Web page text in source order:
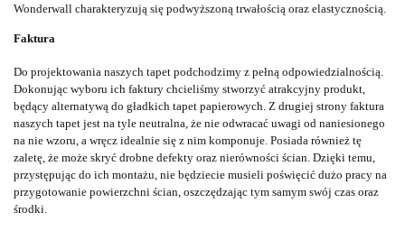
Wonderwall charakteryzują się podwyższoną trwałością oraz elastycznością.
Faktura
Do projektowania naszych tapet podchodzimy z pełną odpowiedzialnością.
Dokonując wyboru ich faktury chcieliśmy stworzyć atrakcyjny produkt,
będący alternatywą do gładkich tapet papierowych. Z drugiej strony faktura
naszych tapet jest na tyle neutralna, że nie odwracać uwagi od naniesionego
na nie wzoru, a wręcz idealnie się z nim komponuje. Posiada również tę
zaletę, że może skryć drobne defekty oraz nierówności ścian. Dzięki temu,
przystępując do ich montażu, nie będziecie musieli poświęcić dużo pracy na
przygotowanie powierzchni ścian, oszczędzając tym samym swój czas oraz
środki.